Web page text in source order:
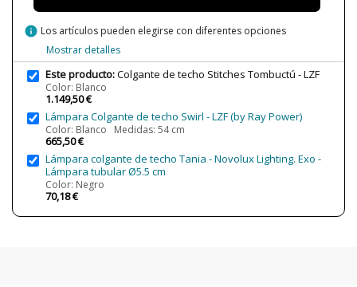
EstadoNuevo
info Los artículos pueden elegirse con diferentes opciones
Mostrar detalles
Este producto:Colgante de techo Stitches Tombuctú - LZF
Color: Blanco
1.149,50 €
Lámpara Colgante de techo Swirl - LZF (by Ray Power)
Color: Blanco Medidas: 54 cm
665,50 €
Lámpara colgante de techo Tania - Novolux Lighting. Exo -
Lámpara tubular Ø5.5 cm
Color: Negro
70,18 €